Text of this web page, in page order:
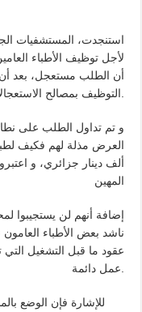
souligne l’importance des
africaine pour améliorer
استنجدت، المستشفيات
لأجل توظيف الأطباء
أن الطلب مستعجل، بعد أن
و تم تداول الطلب على
ألف دينار جزائري، و
المهين
إضافة أنهم لن يستجيبوا
ناشد بعض الأطباء
عقود ما قبل التشغيل التي
للإشارة فإن الوضع